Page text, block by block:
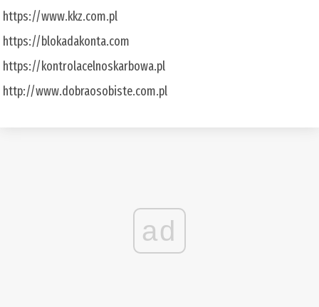
https://www.kkz.com.pl
https://blokadakonta.com
https://kontrolacelnoskarbowa.pl
http://www.dobraosobiste.com.pl
ad